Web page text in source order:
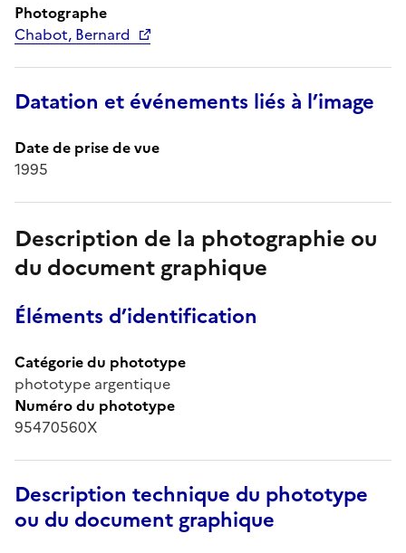
Photographe
Chabot, Bernard
Datation et événements liés à l’image
Date de prise de vue
1995
Description de la photographie ou
du document graphique
Éléments d’identification
Catégorie du phototype
phototype argentique
Numéro du phototype
95470560X
Description technique du phototype
ou du document graphique